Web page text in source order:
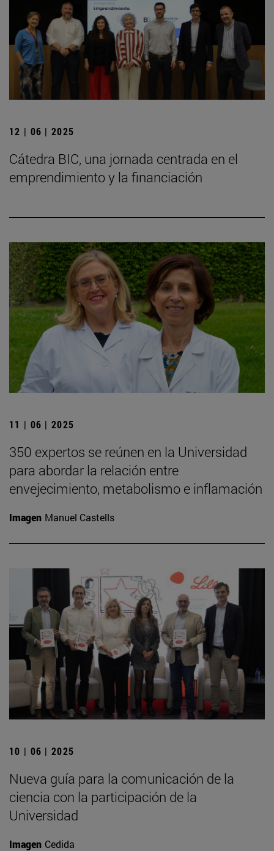
12 | 06 | 2025
Cátedra BIC, una jornada centrada en el
emprendimiento y la financiación
11 | 06 | 2025
350 expertos se reúnen en la Universidad
para abordar la relación entre
envejecimiento, metabolismo e inflamación
Imagen Manuel Castells
10 | 06 | 2025
Nueva guía para la comunicación de la
ciencia con la participación de la
Universidad
Imagen Cedida